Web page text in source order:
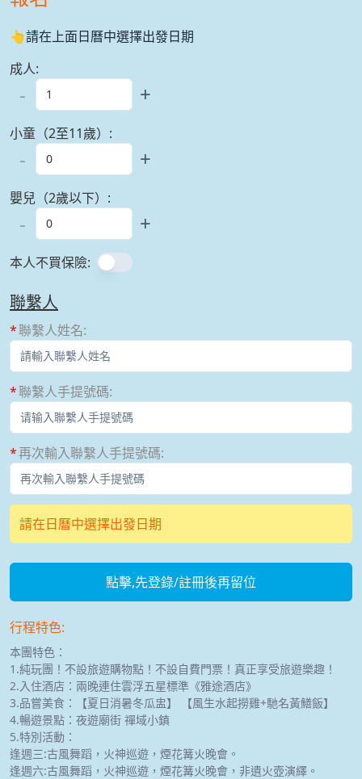
👆請在上面日曆中選擇出發日期
成人:
- +
小童（2至11歲） :
- +
嬰兒（2歲以下） :
- +
本人不買保險:
聯繫人
聯繫人姓名:
聯繫人手提號碼:
再次輸入聯繫人手提號碼:
請在日曆中選擇出發日期
點擊,先登錄/註冊後再留位
行程特色:
本團特色：
1.純玩團！不設旅遊購物點！不設自費門票！真正享受旅遊樂趣！
2.入住酒店：兩晚連住雲浮五星標準《雅途酒店》
3.品嘗美食：【夏日消暑冬瓜盅】 【風生水起撈雞+馳名黃鱔飯】
4.暢遊景點：夜遊廟街 禪域小鎮
5.特別活動：
逢週三:古風舞蹈，火神巡遊，煙花篝火晚會。
逢週六:古風舞蹈，火神巡遊，煙花篝火晚會，非遺火壺演繹。